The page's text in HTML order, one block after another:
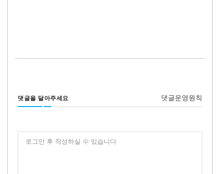
댓글을 달아주세요 댓글운영원칙
로그인 후 작성하실 수 있습니다